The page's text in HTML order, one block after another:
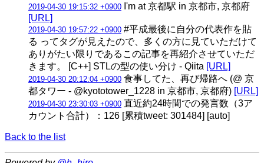
2019-04-30 19:15:32 +0900 I'm at 京都駅 in 京都市, 京都府
[URL]
2019-04-30 19:57:22 +0900 #平成最後に自分の代表作を貼
る ってタグが見えたので、多くの方に見ていただけて
ありがたい限りであるこの記事を再紹介させていただ
きます。 [C++] STLの型の使い分け - Qiita [URL]
2019-04-30 20:12:04 +0900 食事してた、再び帰路へ (@ 京
都タワー - @kyototower_1228 in 京都市, 京都府) [URL]
2019-04-30 23:30:03 +0900 直近約24時間での発言数（3ア
カウント合計）：126 [累積tweet: 301484] [auto]
Back to the list